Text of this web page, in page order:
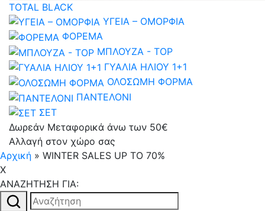
TOTAL BLACK
ΥΓΕΙΑ – ΟΜΟΡΦΙΑ
ΦΟΡΕΜΑ
ΜΠΛΟΥΖΑ - TOP
ΓΥΑΛΙΑ ΗΛΙΟΥ 1+1
ΟΛΟΣΩΜΗ ΦΟΡΜΑ
ΠΑΝΤΕΛΟΝΙ
ΣΕΤ
Δωρεάν Μεταφορικά άνω των 50€
Αλλαγή στον χώρο σας
Αρχική » WINTER SALES UP TO 70%
X
AΝΑΖΗΤΗΣΗ ΓΙΑ:
Αναζήτηση